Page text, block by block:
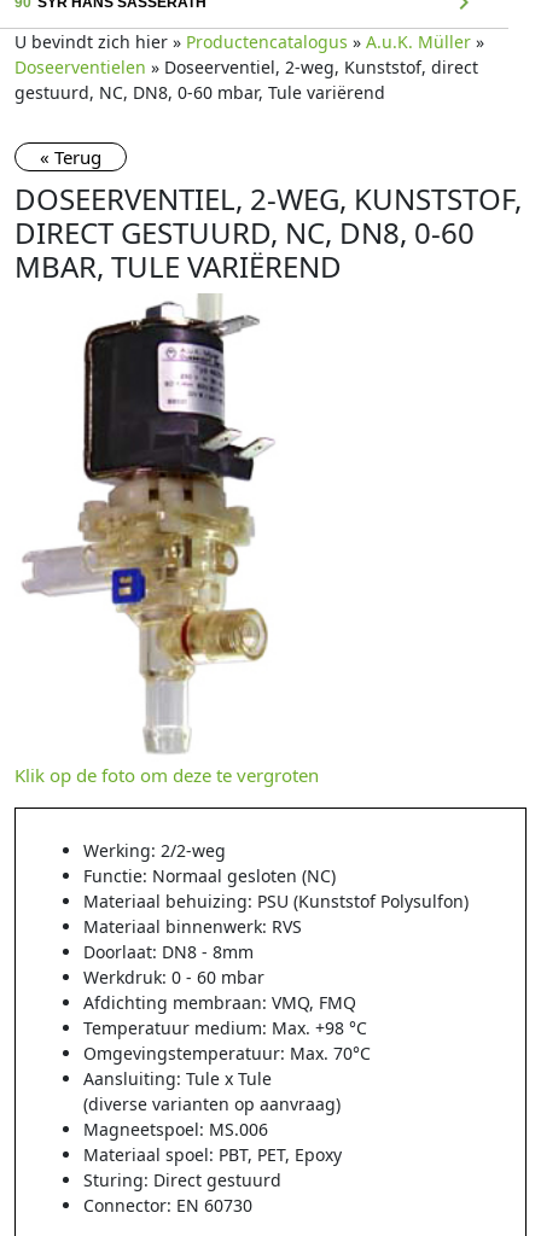
U bevindt zich hier » Productencatalogus » A.u.K. Müller »
Doseerventielen » Doseerventiel, 2-weg, Kunststof, direct
gestuurd, NC, DN8, 0-60 mbar, Tule variërend
« Terug
DOSEERVENTIEL, 2-WEG, KUNSTSTOF,
DIRECT GESTUURD, NC, DN8, 0-60
MBAR, TULE VARIËREND
Klik op de foto om deze te vergroten
Werking: 2/2-weg
Functie: Normaal gesloten (NC)
Materiaal behuizing: PSU (Kunststof Polysulfon)
Materiaal binnenwerk: RVS
Doorlaat: DN8 - 8mm
Werkdruk: 0 - 60 mbar
Afdichting membraan: VMQ, FMQ
Temperatuur medium: Max. +98 °C
Omgevingstemperatuur: Max. 70°C
Aansluiting: Tule x Tule
(diverse varianten op aanvraag)
Magneetspoel: MS.006
Materiaal spoel: PBT, PET, Epoxy
Sturing: Direct gestuurd
Connector: EN 60730